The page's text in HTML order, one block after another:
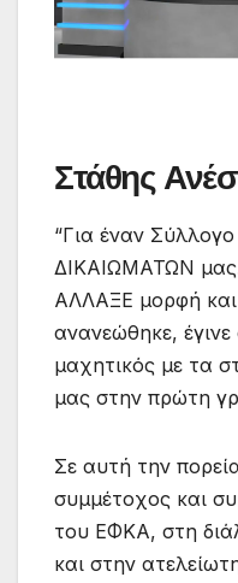
Στάθης
“Για έναν
ΔΙΚΑΙΩΜΑΤΩΝ
ΑΛΛΑΞΕ μορφή
ανανεώθηκε,
μαχητικός με τα
μας στην πρώτη
Σε αυτή την
συμμέτοχος και
του ΕΦΚΑ, στη
και στην